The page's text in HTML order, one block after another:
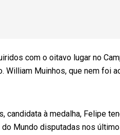
com o oitavo lugar no
William Muinhos, que nem foi
candidata à medalha, Felipe
Mundo disputadas nos